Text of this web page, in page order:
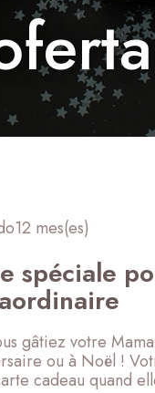
12 mes(es)
spéciale
gâtiez votre
ou à Noël !
cadeau quand